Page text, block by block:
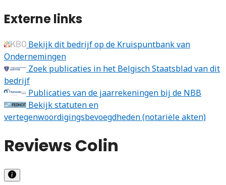
Externe links
Bekijk dit bedrijf op de Kruispuntbank van
Ondernemingen
Zoek publicaties in het Belgisch Staatsblad van dit
bedrijf
Publicaties van de jaarrekeningen bij de NBB
Bekijk statuten en
vertegenwoordigingsbevoegdheden (notariële akten)
Reviews Colin